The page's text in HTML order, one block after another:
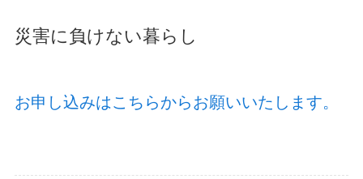
災害に負けない暮らし
お申し込みはこちらからお願いいたします。